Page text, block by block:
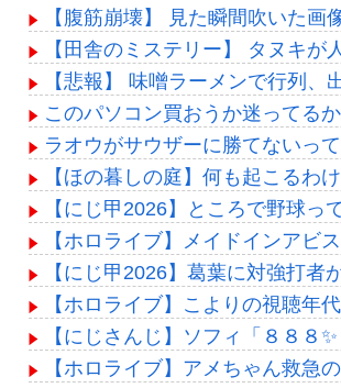
【腹筋崩壊】 見た瞬間吹いた
【田舎のミステリー】 タヌキ
【悲報】 味噌ラーメンで行列、
このパソコン買おうか迷ってる
ラオウがサウザーに勝てないっ
【ほの暮しの庭】何も起こるわ
【にじ甲2026】ところで野球っ
【ホロライブ】メイドインアビ
【にじ甲2026】葛葉に対強打
【ホロライブ】こよりの視聴年
【にじさんじ】ソフィ「８８８
【ホロライブ】アメちゃん救急